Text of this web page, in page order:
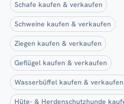
Schafe kaufen & verkaufen
Schweine kaufen & verkaufen
Ziegen kaufen & verkaufen
Geflügel kaufen & verkaufen
Wasserbüffel kaufen & verkaufen
Hüte- & Herdenschutzhunde